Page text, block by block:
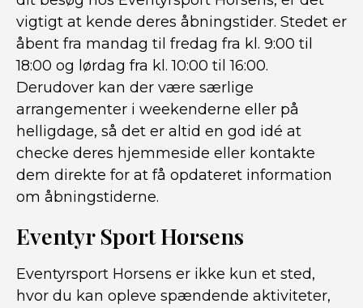
vigtigt at kende deres åbningstider. Stedet er
åbent fra mandag til fredag fra kl. 9:00 til
18:00 og lørdag fra kl. 10:00 til 16:00.
Derudover kan der være særlige
arrangementer i weekenderne eller på
helligdage, så det er altid en god idé at
checke deres hjemmeside eller kontakte
dem direkte for at få opdateret information
om åbningstiderne.
Eventyr Sport Horsens
Eventyrsport Horsens er ikke kun et sted,
hvor du kan opleve spændende aktiviteter,